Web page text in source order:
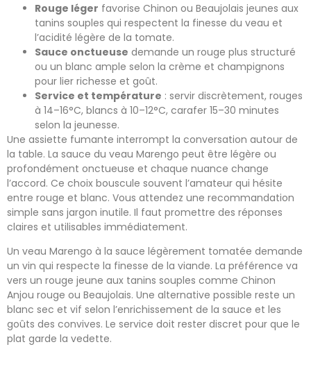
Rouge léger favorise Chinon ou Beaujolais jeunes aux
tanins souples qui respectent la finesse du veau et
l’acidité légère de la tomate.
Sauce onctueuse demande un rouge plus structuré
ou un blanc ample selon la crème et champignons
pour lier richesse et goût.
Service et température : servir discrètement, rouges
à 14–16°C, blancs à 10–12°C, carafer 15–30 minutes
selon la jeunesse.
Une assiette fumante interrompt la conversation autour de
la table. La sauce du veau Marengo peut être légère ou
profondément onctueuse et chaque nuance change
l’accord. Ce choix bouscule souvent l’amateur qui hésite
entre rouge et blanc. Vous attendez une recommandation
simple sans jargon inutile. Il faut promettre des réponses
claires et utilisables immédiatement.
Un veau Marengo à la sauce légèrement tomatée demande
un vin qui respecte la finesse de la viande. La préférence va
vers un rouge jeune aux tanins souples comme Chinon
Anjou rouge ou Beaujolais. Une alternative possible reste un
blanc sec et vif selon l’enrichissement de la sauce et les
goûts des convives. Le service doit rester discret pour que le
plat garde la vedette.